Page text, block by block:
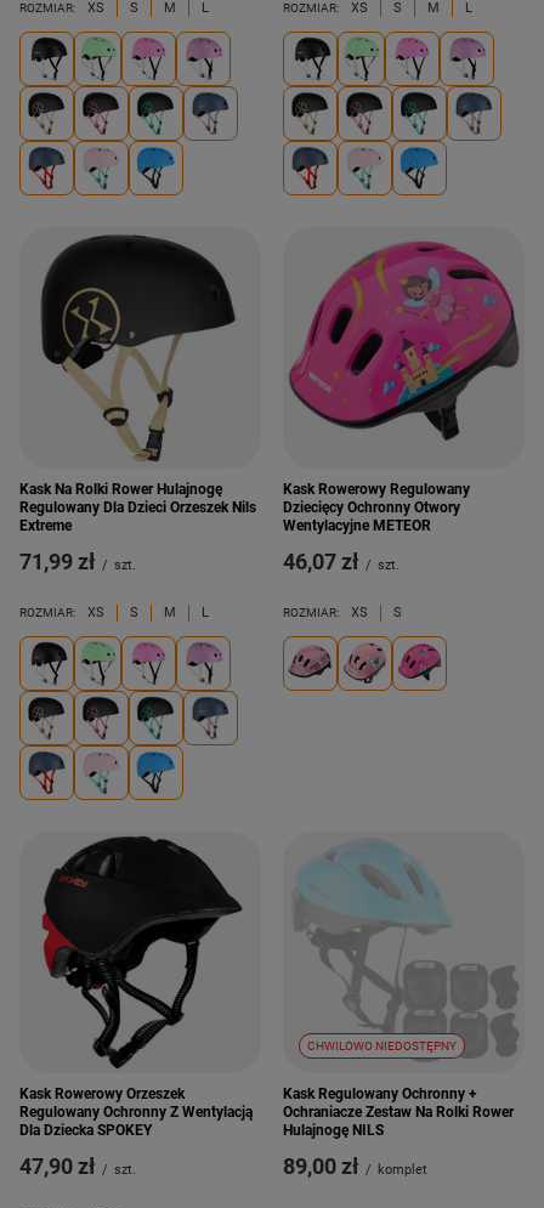
ROZMIAR: XS S M L ROZMIAR: XS S M L
Kask Na Rolki Rower Hulajnogę
Regulowany Dla Dzieci Orzeszek Nils
Extreme
71,99 zł / szt.
ROZMIAR: XS S M L
Kask Rowerowy Regulowany
Dziecięcy Ochronny Otwory
Wentylacyjne METEOR
46,07 zł / szt.
ROZMIAR: XS S
Kask Rowerowy Orzeszek
Regulowany Ochronny Z Wentylacją
Dla Dziecka SPOKEY
47,90 zł / szt.
CHWILOWO NIEDOSTĘPNY
Kask Regulowany Ochronny +
Ochraniacze Zestaw Na Rolki Rower
Hulajnogę NILS
89,00 zł / komplet